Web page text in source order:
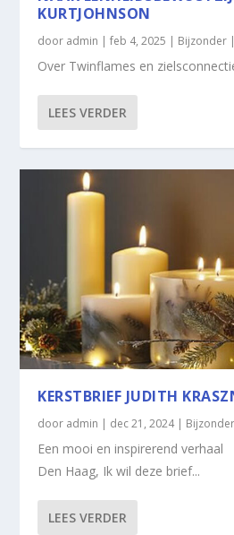
KURTJOHNSON
door admin |feb 4, 2025 Bijzonder
Over Twinflames en
LEES VERDER
KERSTBRIEF JUDITH
door admin | dec 21, 2024| Bijzonder
Een mooi en inspirerend
Den Haag, Ik wil deze brief...
LEES VERDER